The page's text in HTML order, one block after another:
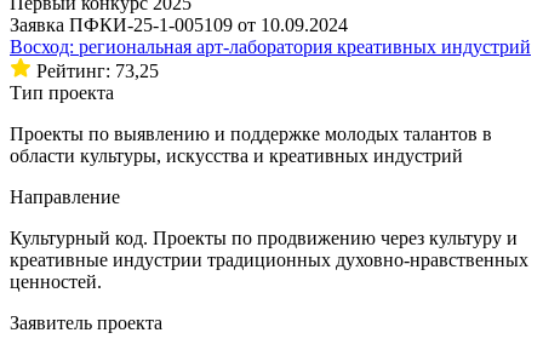
Заявка ПФКИ-25-1-005109 от 10.09.2024
Восход: региональная арт-лаборатория креативных индустрий
Рейтинг: 73,25
Тип проекта
Проекты по выявлению и поддержке молодых талантов в
области культуры, искусства и креативных индустрий
Направление
Культурный код. Проекты по продвижению через культуру и
креативные индустрии традиционных духовно-нравственных
ценностей.
Заявитель проекта